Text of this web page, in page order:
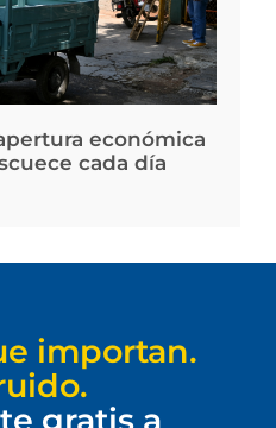
económica
cada día
importan.
gratis a